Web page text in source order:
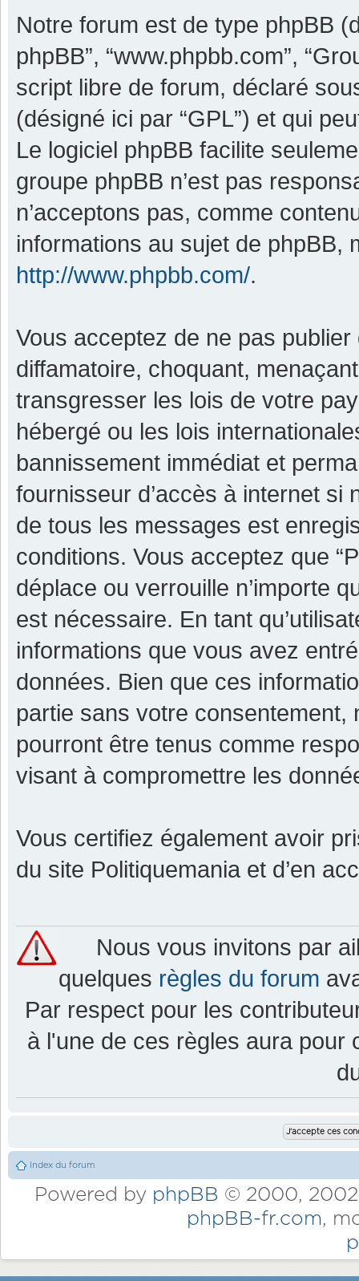
Notre forum est de type phpBB
phpBB”, “www.phpbb.com”,
script libre de forum, déclaré
(désigné ici par “GPL”) et qui
Le logiciel phpBB facilite
groupe phpBB n’est pas
n’acceptons pas, comme
informations au sujet de phpBB,
http://www.phpbb.com/.
Vous acceptez de ne pas
diffamatoire, choquant,
transgresser les lois de votre
hébergé ou les lois
bannissement immédiat et
fournisseur d’accès à internet si
de tous les messages est
conditions. Vous acceptez que
déplace ou verrouille n’importe
est nécessaire. En tant
informations que vous avez
données. Bien que ces
partie sans votre consentement,
pourront être tenus comme
visant à compromettre les
Vous certifiez également avoir
du site Politiquemania et d’en
Nous vous invitons par
quelques règles du forum
Par respect pour les
à l'une de ces règles aura pour
Index du forum
Powered by phpBB © 2000,
phpBB-fr.com,